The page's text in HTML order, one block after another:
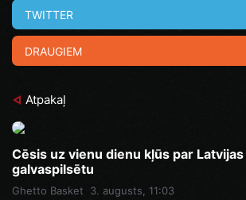
TWITTER
DRAUGIEM
Atpakaļ
Cēsis uz vienu dienu kļūs par
galvaspilsētu
Ghetto Basket 3. augusts, 11:03